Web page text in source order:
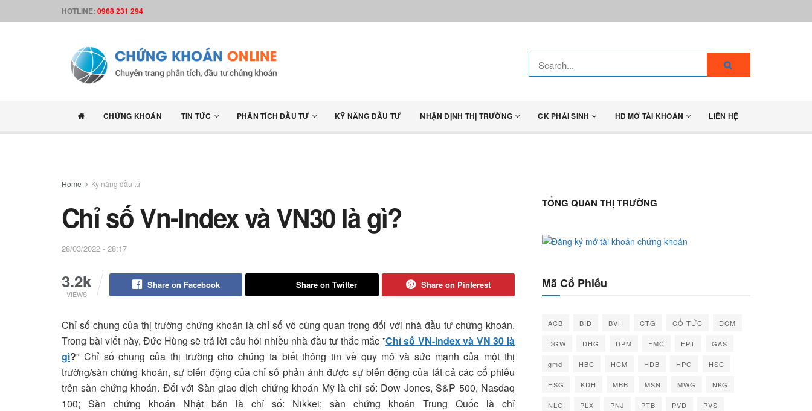
HOTLINE: 0968 231 294
CHỨNG KHOÁN TIN TỨC PHÂN TÍCH ĐẦU TƯ KỸ NĂNG ĐẦU TƯ NHẬN ĐỊNH THỊ TRƯỜNG CK PHÁI SINH HD MỞ TÀI KHOẢN LIÊN HỆ
Home Kỹ năng đầu tư
Chỉ số Vn-Index và VN30 là gì?
28/03/2022 - 28:17
3.2k
VIEWS
Share on Facebook Share on Twitter Share on Pinterest
Chỉ số chung của thị trường chứng khoán là chỉ số vô cùng quan trọng đối với nhà đầu tư chứng khoán.
Trong bài viết này, Đức Hùng sẽ trả lời câu hỏi nhiều nhà đầu tư thắc mắc ”Chỉ số VN-index và VN 30 là
gì?” Chỉ số chung của thị trường cho chúng ta biết thông tin về quy mô và sức mạnh của một thị
trường/sàn chứng khoán, sự biến động của chỉ số phản ánh được sự biến động của tất cả các cổ phiếu
trên sàn chứng khoán. Đối với Sàn giao dịch chứng khoán Mỹ là chỉ số: Dow Jones, S&P 500, Nasdaq
100; Sàn chứng khoán Nhật bản là chỉ số:
Nikkei; sàn chứng khoán Trung Quốc là chỉ
TỔNG QUAN THỊ TRƯỜNG
Mã Cổ Phiếu
ACB BID BVH CTG CỔ TỨC DCM
DGW DHG DPM FMC FPT GAS
gmd HBC HCM HDB HPG HSC
HSG KDH MBB MSN MWG NKG
NLG PLX PNJ PTB PVD PVS